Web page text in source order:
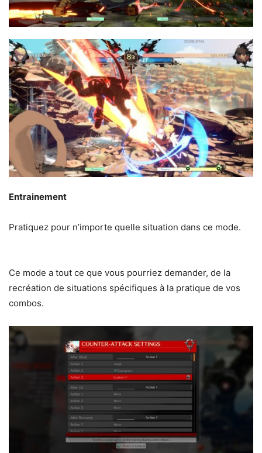
Entrainement
Pratiquez pour n’importe quelle situation dans ce mode.
Ce mode a tout ce que vous pourriez demander, de la
recréation de situations spécifiques à la pratique de vos
combos.